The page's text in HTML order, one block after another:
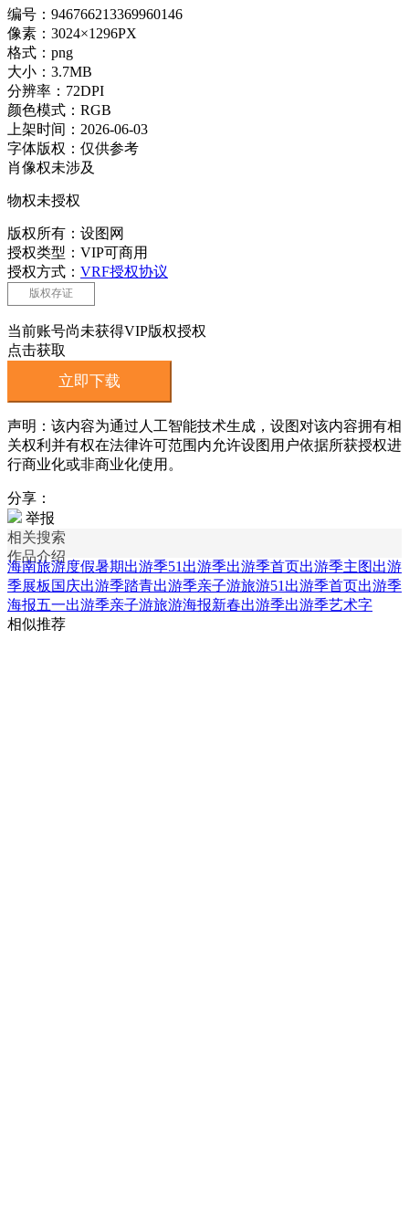
编号：946766213369960146
像素：3024×1296PX
格式：png
大小：3.7MB
分辨率：72DPI
颜色模式：RGB
上架时间：2026-06-03
字体版权：仅供参考
肖像权未涉及
物权未授权
版权所有：设图网
授权类型：VIP可商用
授权方式： VRF授权协议
版权存证
当前账号尚未获得VIP版权授权
点击获取
立即下载
声明：该内容为通过人工智能技术生成，设图对该内容拥有相
关权利并有权在法律许可范围内允许设图用户依据所获授权进
行商业化或非商业化使用。
分享：
举报
相关搜索
作品介绍
海南旅游度假暑期出游季51出游季出游季首页出游季主图出游
季展板 国庆出游季踏青出游季亲子游旅游51出游季首页出游季
海报五一出游季亲子游旅游海报新春出游季出游季艺术字
相似推荐